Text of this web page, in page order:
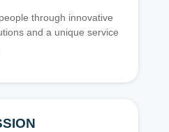
through innovative
and a unique service